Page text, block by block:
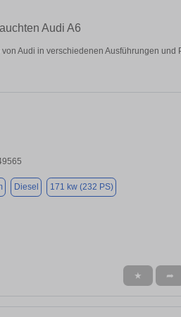
Audi A6
Audi in verschiedenen Ausführungen und
Diesel 171 kw (232 PS)
★ ➦